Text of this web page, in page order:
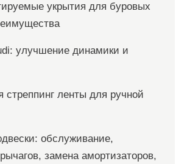
укрытия для буровых
улучшение динамики и
стреппинг ленты для ручной
обслуживание,
замена амортизаторов,